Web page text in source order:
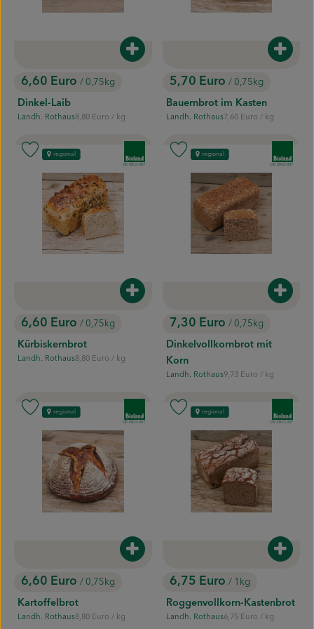
, Preis:
6,60 Euro / 0,75kg
Dinkel-Laib
Landh. Rothaus, Referenzpreis:
8,80 Euro / kg
Produkt zum Warenkorb hinzufügen
, Preis:
5,70 Euro / 0,75kg
Bauernbrot im Kasten
Landh. Rothaus, Referenzpreis:
7,60 Euro / kg
6,60 Euro / 0,75kg
Kürbiskernbrot
Landh. Rothaus, Referenzpreis:
8,80 Euro / kg
Produkt zum Warenkorb hinzufügen
, Kontrollstelle:
DE-ÖKO-007
regional
Produkt zu Favouriten hinzufügen
7,30 Euro / 0,75kg
Dinkelvollkornbrot mit
Korn
Landh. Rothaus, Referenzpreis:
9,73 Euro / kg
, Kontrollstelle:
DE-ÖKO-007
regional
Produkt zu Favouriten hinzufügen
, Preis:
6,60 Euro / 0,75kg
Kartoffelbrot
Landh. Rothaus, Referenzpreis:
8,80 Euro / kg
Produkt zum Warenkorb hinzufügen
, Kontrollstelle:
DE-ÖKO-007
regional
Produkt zu Favouriten hinzufügen
, Preis:
6,75 Euro / 1kg
Roggenvollkorn-Kastenbrot
Landh. Rothaus, Referenzpreis:
6,75 Euro / kg
, Kontrollstelle:
DE-ÖKO-007
regional
Produkt zu Favouriten hinzufügen